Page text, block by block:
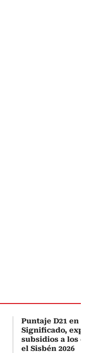
Puntaje D21 en
Significado,
subsidios a los
el Sisbén 2026